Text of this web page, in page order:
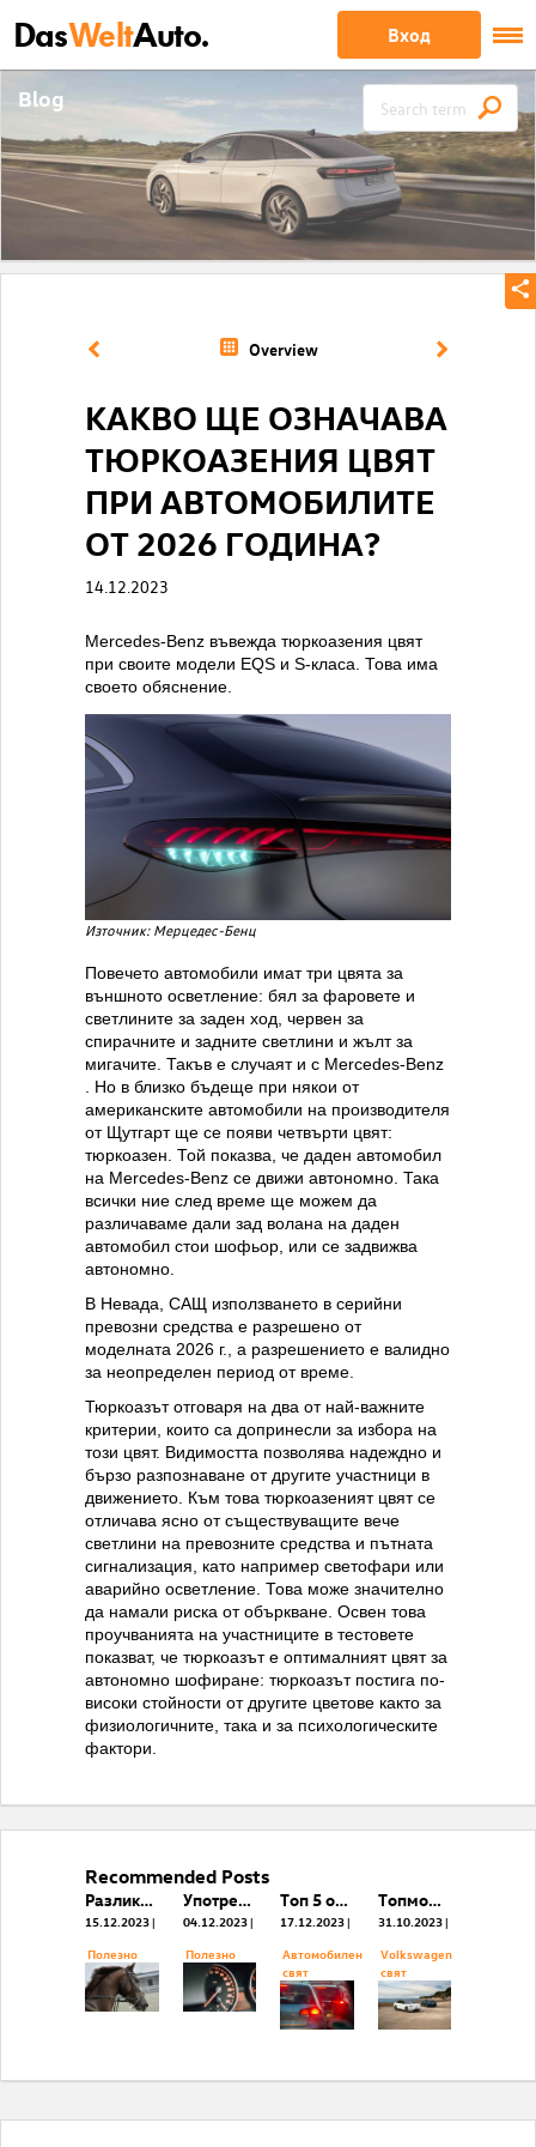
DasWeltAuto. Вход
Blog
Overview
КАКВО ЩЕ ОЗНАЧАВА
ТЮРКОАЗЕНИЯ ЦВЯТ
ПРИ АВТОМОБИЛИТЕ
ОТ 2026 ГОДИНА?
14.12.2023
Mercedes-Benz въвежда тюркоазения цвят
при своите модели EQS и S-класа. Това има
своето обяснение.
Източник: Мерцедес-Бенц
Повечето автомобили имат три цвята за
външното осветление: бял за фаровете и
светлините за заден ход, червен за
спирачните и задните светлини и жълт за
мигачите. Такъв е случаят и с Mercedes-Benz
. Но в близко бъдеще при някои от
американските автомобили на производителя
от Щутгарт ще се появи четвърти цвят:
тюркоазен. Той показва, че даден автомобил
на Mercedes-Benz се движи автономно. Така
всички ние след време ще можем да
различаваме дали зад волана на даден
автомобил стои шофьор, или се задвижва
автономно.
В Невада, САЩ използването в серийни
превозни средства е разрешено от
моделната 2026 г., а разрешението е валидно
за неопределен период от време.
Тюркоазът отговаря на два от най-важните
критерии, които са допринесли за избора на
този цвят. Видимостта позволява надеждно и
бързо разпознаване от другите участници в
движението. Към това тюркоазеният цвят се
отличава ясно от съществуващите вече
светлини на превозните средства и пътната
сигнализация, като например светофари или
аварийно осветление. Това може значително
да намали риска от объркване. Освен това
проучванията на участниците в тестовете
показват, че тюркоазът е оптималният цвят за
автономно шофиране: тюркоазът постига по-
високи стойности от другите цветове както за
физиологичните, така и за психологическите
фактори.
Recommended Posts
Разликата между PS и hp. На колко е равна една к. с.?
15.12.2023
Полезнo
Употребяван автомобил - как да се защитим от измами с километража?
04.12.2023
Полезнo
Топ 5 от най-предпочитаните коли втора ръка за 2023 г. са от Германия
17.12.2023
Автомобилен
свят
Tопмоделът на фамилията електрически ID. модели достига ново, по-високо ниво
31.10.2023
Volkswagen
свят